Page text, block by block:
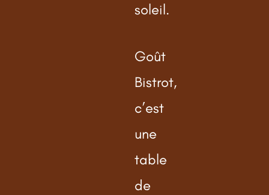
soleil.
Goût
Bistrot,
c’est
une
table
de